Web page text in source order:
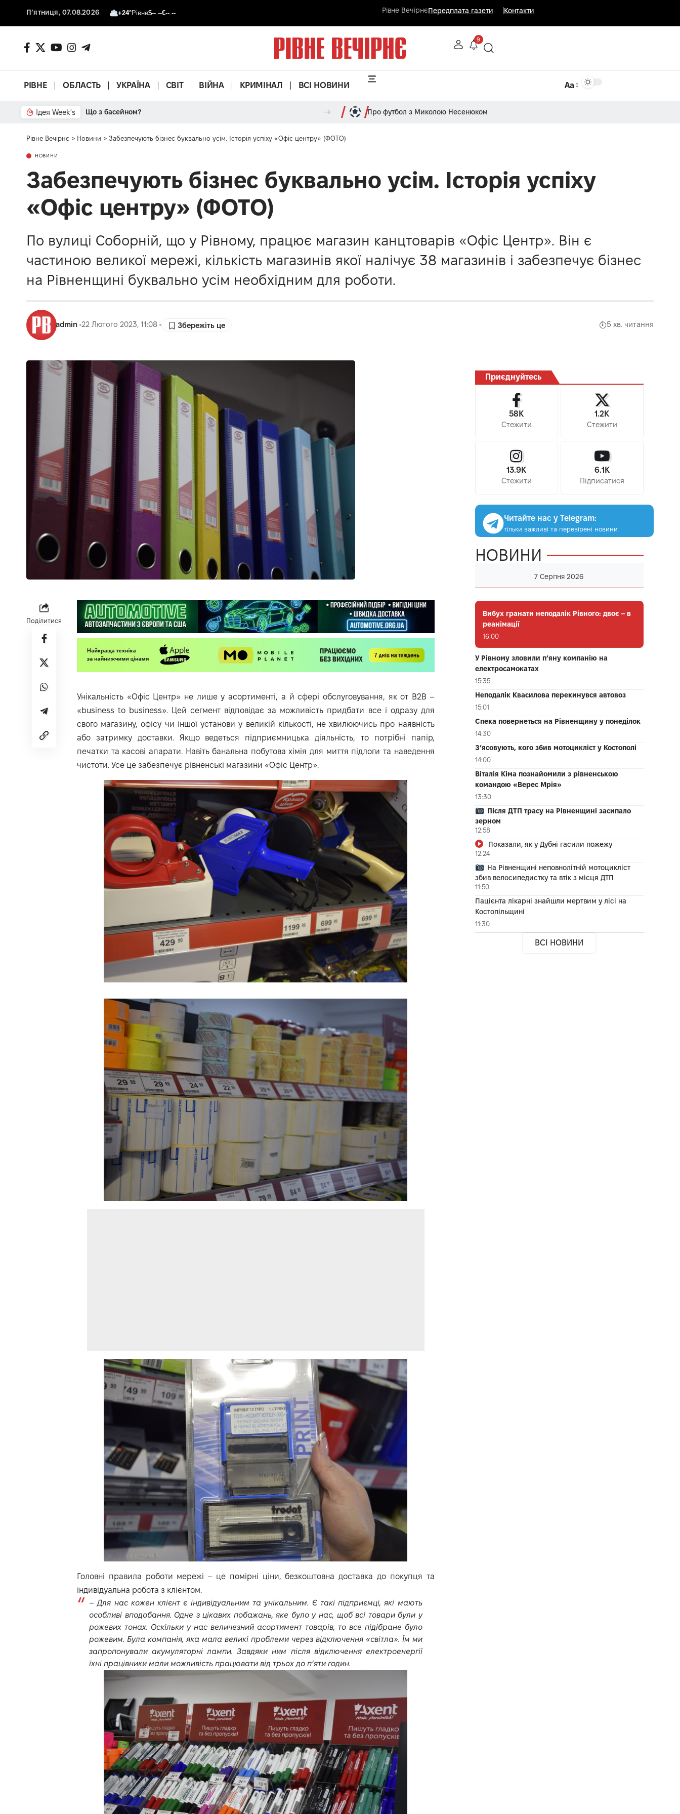
П’ятниця, 07.08.2026 +24°Рівне$--.--€--.-- Рівне ВечірнєПередплата газети Контакти
9
РІВНЕ ОБЛАСТЬ УКРАЇНА СВІТ ВІЙНА КРИМІНАЛ ВСІ НОВИНИ Аа
Ідея Week's Від паркану до картонки Про футбол з Миколою Несенюком
Рівне Вечірнє > Новини > Забезпечують бізнес буквально усім. Історія успіху «Офіс центру» (ФОТО)
НОВИНИ
Забезпечують бізнес буквально усім. Історія успіху
«Офіс центру» (ФОТО)
По вулиці Соборній, що у Рівному, працює магазин канцтоварів «Офіс Центр». Він є
частиною великої мережі, кількість магазинів якої налічує 38 магазинів і забезпечує бізнес
на Рівненщині буквально усім необхідним для роботи.
admin 22 Лютого 2023, 11:08 5 хв. читання
Поділитися
Унікальність «Офіс Центр» не лише у асортименті, а й сфері обслуговування, як от B2B –
«business to business». Цей сегмент відповідає за можливість придбати все і одразу для
свого магазину, офісу чи іншої установи у великій кількості, не хвилюючись про наявність
або затримку доставки. Якщо ведеться підприємницька діяльність, то потрібні папір,
печатки та касові апарати. Навіть банальна побутова хімія для миття підлоги та наведення
чистоти. Усе це забезпечує рівненські магазини «Офіс Центр».
Головні правила роботи мережі – це помірні ціни, безкоштовна доставка до покупця та
індивідуальна робота з клієнтом.
– Для нас кожен клієнт є індивідуальним та унікальним. Є такі підприємці, які мають
особливі вподобання. Одне з цікавих побажань, яке було у нас, щоб всі товари були у
рожевих тонах. Оскільки у нас величезний асортимент товарів, то все підібране було
рожевим. Була компанія, яка мала великі проблеми через відключення «світла». Їм ми
запропонували акумуляторні лампи. Завдяки ним після відключення електроенергії
їхні працівники мали можливість працювати від трьох до п’яти годин.
Приєднуйтесь
58K
Стежити
1.2K
Стежити
13.9K
Стежити
6.1K
Підписатися
Читайте нас у Telegram:
тільки важливі та перевірені новини
НОВИНИ
7 Серпня 2026
Вибух гранати неподалік Рівного: двоє – в
реанімації
16:00
У Рівному зловили п’яну компанію на
електросамокатах
15:35
Неподалік Квасилова перекинувся автовоз
15:01
Спека повернеться на Рівненщину у понеділок
14:30
З’ясовують, кого збив мотоцикліст у Костополі
14:00
Віталія Кіма познайомили з рівненською
командою «Верес Мрія»
13:30
Після ДТП трасу на Рівненщині засипало
зерном
12:58
Показали, як у Дубні гасили пожежу
12:24
На Рівненщині неповнолітній мотоцикліст
збив велосипедистку та втік з місця ДТП
11:50
Пацієнта лікарні знайшли мертвим у лісі на
Костопільщині
11:30
ВСІ НОВИНИ